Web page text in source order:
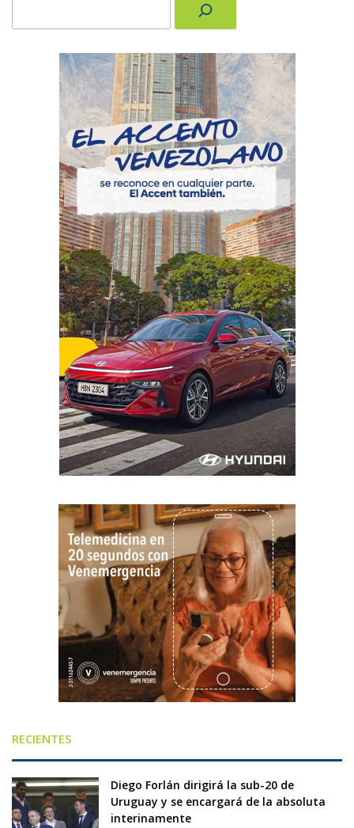
RECIENTES
Diego Forlán dirigirá la sub-20 de
Uruguay y se encargará de la absoluta
interinamente